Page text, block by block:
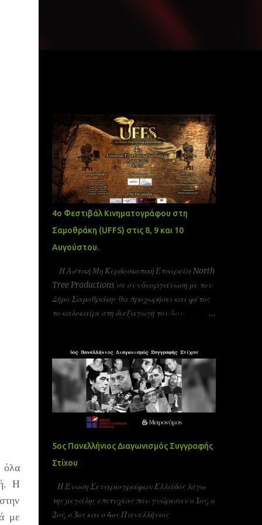
όλα
Η
με
4ο Φεστιβάλ Κινηματογράφου στη
Σαμοθράκη (UFFS) στις 8, 9 και 10
Αυγούστου.
Η Αστική Μη Κερδοσκοπική Εταιρεία North
Tree Productions σε συνδυοργάνωση με τον
Δήμο Σαμοθράκης θα προχωρήσει και φέτος
το καλοκαίρι στη διεξαγωγή του 4ου
αδερφοποιημένοι με το φεστιβάλ ταινιών
μικρού μήκους Πράγας που γίνεται υπό την
Αιγίδα της ελληνικής πρεσβίας Τσεχίας όπως
επίσης και υπο την Αιγίδα της Unesco
Πειραιώς και νήσων και της Action Art καθώς
και της Εταιρεία Ελλήνων Σκηνοθετών και
της Ένωσης Σεναριογράφων Ελλάδας. Το
παγκόσμιο φεστιβάλ ταινιών μικρού μήκους
Σαμοθράκης είναι ένα νέο φεστιβάλ που
λαμβάνει χώρα κάθε καλοκαίρι στο νησί της
Σαμοθράκης για 3 ημέρες. Το φεστιβάλ
στοχεύει στην προώθηση του πολιτισμού και
5ος Πανελλήνιος Διαγωνισμός Συγγραφής
Στίχου
Η Ένωση Σεναριογράφων Ελλάδος λόγω
της μεγάλης επιτυχίας που γνώρισαν ο 1ος, ο
2ος, ο 3ος και ο 4ος Πανελλήνιος